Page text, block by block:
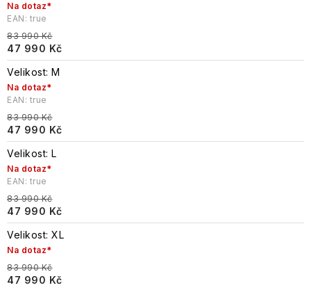
Na dotaz*
EAN: true
83 990 Kč
47 990 Kč
Velikost: M
Na dotaz*
EAN: true
83 990 Kč
47 990 Kč
Velikost: L
Na dotaz*
EAN: true
83 990 Kč
47 990 Kč
Velikost: XL
Na dotaz*
83 990 Kč
47 990 Kč